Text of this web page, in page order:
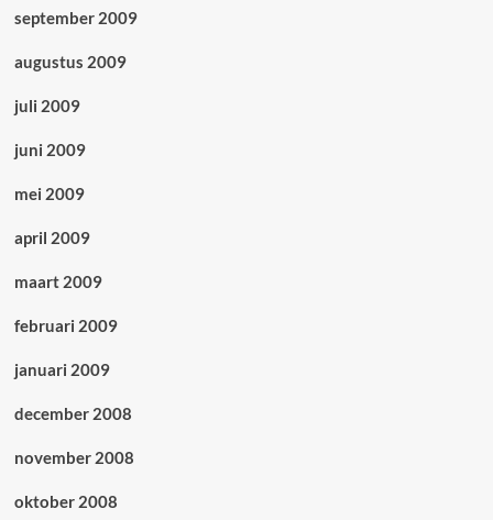
september 2009
augustus 2009
juli 2009
juni 2009
mei 2009
april 2009
maart 2009
februari 2009
januari 2009
december 2008
november 2008
oktober 2008